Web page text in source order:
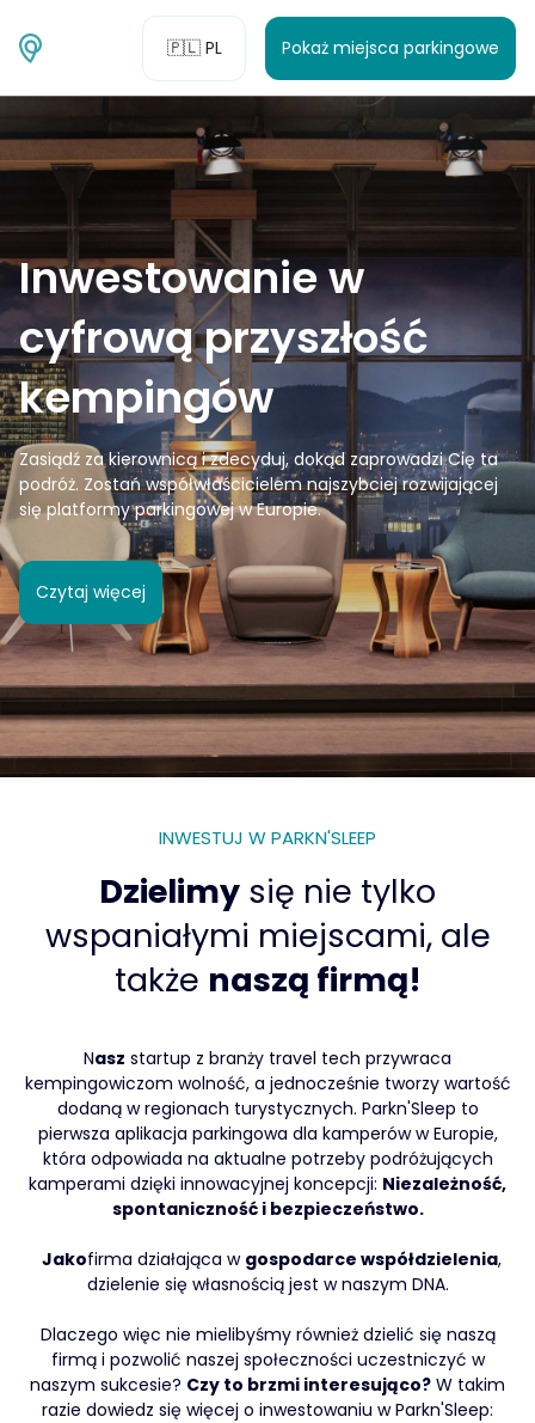
🇵🇱 PL Pokaż miejsca parkingowe
Inwestowanie w
cyfrową przyszłość
kempingów
Zasiądź za kierownicą i zdecyduj, dokąd zaprowadzi Cię ta
podróż. Zostań współwłaścicielem najszybciej rozwijającej
się platformy parkingowej w Europie.
Czytaj więcej
INWESTUJ W PARKN'SLEEP
Dzielimy się nie tylko
wspaniałymi miejscami, ale
także naszą firmą!
‍Nasz startup z branży travel tech przywraca
kempingowiczom wolność, a jednocześnie tworzy wartość
dodaną w regionach turystycznych. Parkn'Sleep to
pierwsza aplikacja parkingowa dla kamperów w Europie,
która odpowiada na aktualne potrzeby podróżujących
kamperami dzięki innowacyjnej koncepcji: Niezależność,
spontaniczność i bezpieczeństwo.
‍ Jakofirma działająca w gospodarce współdzielenia,
dzielenie się własnością jest w naszym DNA.
Dlaczego więc nie mielibyśmy również dzielić się naszą
firmą i pozwolić naszej społeczności uczestniczyć w
naszym sukcesie? ‍ Czy to brzmi interesująco? W takim
razie dowiedz się więcej o inwestowaniu w Parkn'Sleep: